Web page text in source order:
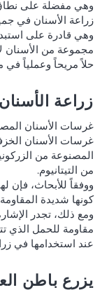
وهي مفضلة على
زراعة الأسنان في
وهي قادرة على
مجموعة من الأسنان
حلاً مريحاً وعملياً في
زراعة
غرسات الأسنان
غرسات الأسنان
المصنوعة من
من التيتانيوم.
ووفقاً للأبحاث، فإن
كونها شديدة
ومع ذلك، تجدر
مقاومة للحمل الذي
عند استخدامها في
يزرع باطن